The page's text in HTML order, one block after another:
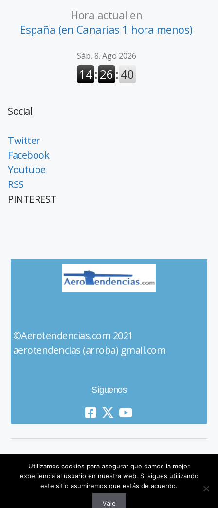
Hora actual en
España (en Canarias 1 hora menos)
Social
Twitter
Facebook
Youtube
RSS
PINTEREST
©Aerotendencias.com 2021
aerotendencias (arroba) gmail.com
Síguenos
© 2019 All Rights Reserved
Utilizamos cookies para asegurar que damos la mejor
experiencia al usuario en nuestra web. Si sigues utilizando
este sitio asumiremos que estás de acuerdo.
Vale